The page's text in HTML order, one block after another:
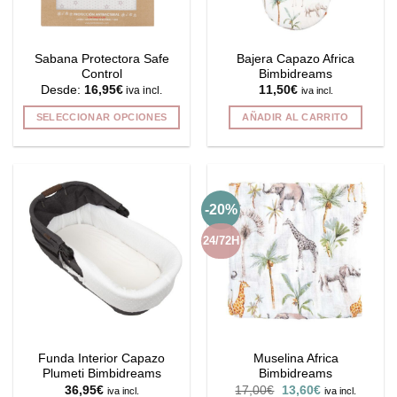
Sabana Protectora Safe
Control
Desde: 16,95€ iva incl.
SELECCIONAR OPCIONES
múltiples
variantes.
Las
opciones
pueden
elegir
página
de
Bajera Capazo Africa
Bimbidreams
11,50€ iva incl.
AÑADIR AL CARRITO
Funda Interior Capazo
Plumeti Bimbidreams
36,95€ iva incl.
-20%
24/72H
Muselina Africa
Bimbidreams
17,00€
El
13,60€Eliva incl.